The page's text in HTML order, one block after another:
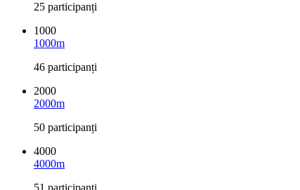
25 participanți
1000
1000m
46 participanți
2000
2000m
50 participanți
4000
4000m